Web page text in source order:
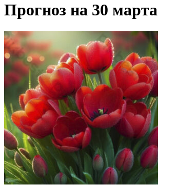
Прогноз на 30 марта